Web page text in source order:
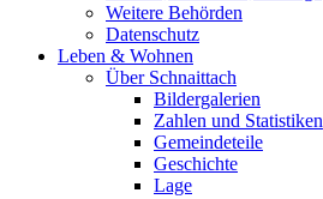
Weitere Behörden
Datenschutz
Leben & Wohnen
Über Schnaittach
Bildergalerien
Zahlen und Statistiken
Gemeindeteile
Geschichte
Lage